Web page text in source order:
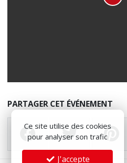
PARTAGER CET ÉVÉNEMENT
Ce site utilise des cookies
pour analyser son trafic
J'accepte